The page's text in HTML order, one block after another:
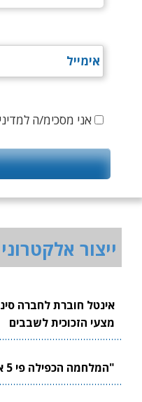
אני מסכימ/ה
ייצור אלקטרוני
אינטל חוברת לחברה
מצעי הזכוכית לשבבים
"המלחמה הכפילה פי 5 את שוק הייצור המיידי"